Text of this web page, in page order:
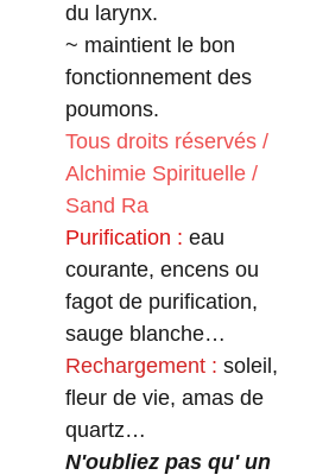
du larynx.
~ maintient le bon
fonctionnement des
poumons.
Tous droits réservés /
Alchimie Spirituelle /
Sand Ra
Purification : eau
courante, encens ou
fagot de purification,
sauge blanche…
Rechargement : soleil,
fleur de vie, amas de
quartz…
N'oubliez pas qu' un